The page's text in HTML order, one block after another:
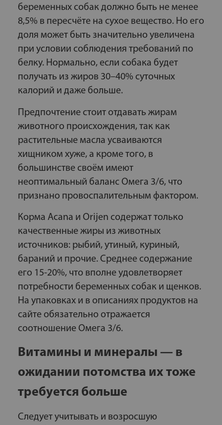
беременных собак должно быть не менее
8,5% в пересчёте на сухое вещество. Но его
доля может быть значительно увеличена
при условии соблюдения требований по
белку. Нормально, если собака будет
получать из жиров 30–40% суточных
калорий и даже больше.
Предпочтение стоит отдавать жирам
животного происхождения, так как
растительные масла усваиваются
хищником хуже, а кроме того, в
большинстве своём имеют
неоптимальный баланс Омега 3/6, что
признано провоспалительным фактором.
Корма Acana и Orijen содержат только
качественные жиры из животных
источников: рыбий, утиный, куриный,
бараний и прочие. Среднее содержание
его 15-20%, что вполне удовлетворяет
потребности беременных собак и щенков.
На упаковках и в описаниях продуктов на
сайте обязательно отражается
соотношение Омега 3/6.
Витамины и минералы — в
ожидании потомства их тоже
требуется больше
Следует учитывать и возросшую